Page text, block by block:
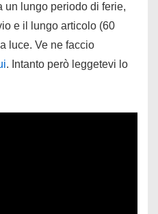
un lungo periodo di ferie,
e il lungo articolo (60
luce. Ve ne faccio
. Intanto però leggetevi lo